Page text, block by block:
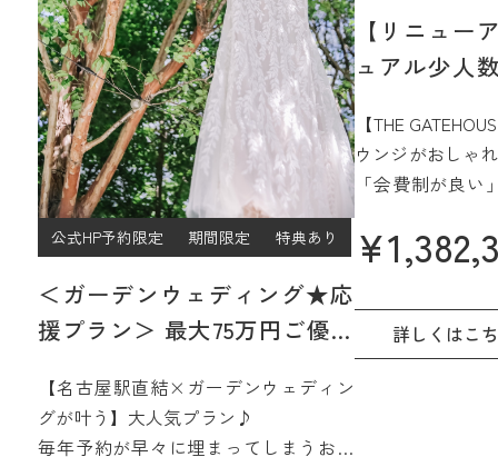
公式HP予約限定 期間限定 特典あり
＜ガーデンウェディング★応
援プラン＞ 最大75万円ご優待
【名古屋駅直結×ガーデンウェディン
グが叶う】大人気プラン♪
毎年予約が早々に埋まってしまうお得
【リニュ
ュアル少人
【THE
ウンジがおしゃ
「会費制が良
過ごしたい」
そんなご希望
15階、名古屋を
間で実現☆
さらに魅力的に
¥
詳しくはこ